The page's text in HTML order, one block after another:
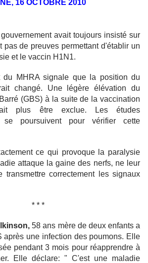
16 OCTOBRE 2010
avait toujours insisté sur
pas de preuves permettant d'établir un
et le vaccin H1N1.
du MHRA signale que la position du
changé. Une légère élévation du
(GBS) à la suite de la vaccination
plus être exclue. Les études
se poursuivent pour vérifier cette
ce qui provoque la paralysie
attaque la gaine des nerfs, ne leur
transmettre correctement les signaux
* * *
58 ans mère de deux enfants a
après une infection des poumons. Elle
pendant 3 mois pour réapprendre à
Elle déclare: " C'est une maladie